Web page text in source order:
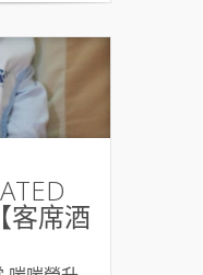
客席酒